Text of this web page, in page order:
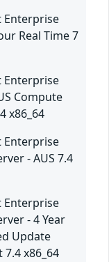
Enterprise
Real Time 7
Enterprise
Compute
x86_64
Enterprise
- AUS 7.4
Enterprise
- 4 Year
Update
x86_64